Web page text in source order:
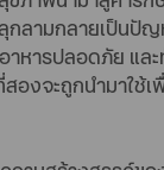
ลามกลายเป็นปั
หารปลอดภัย แ
องจะถูกนำมาใ